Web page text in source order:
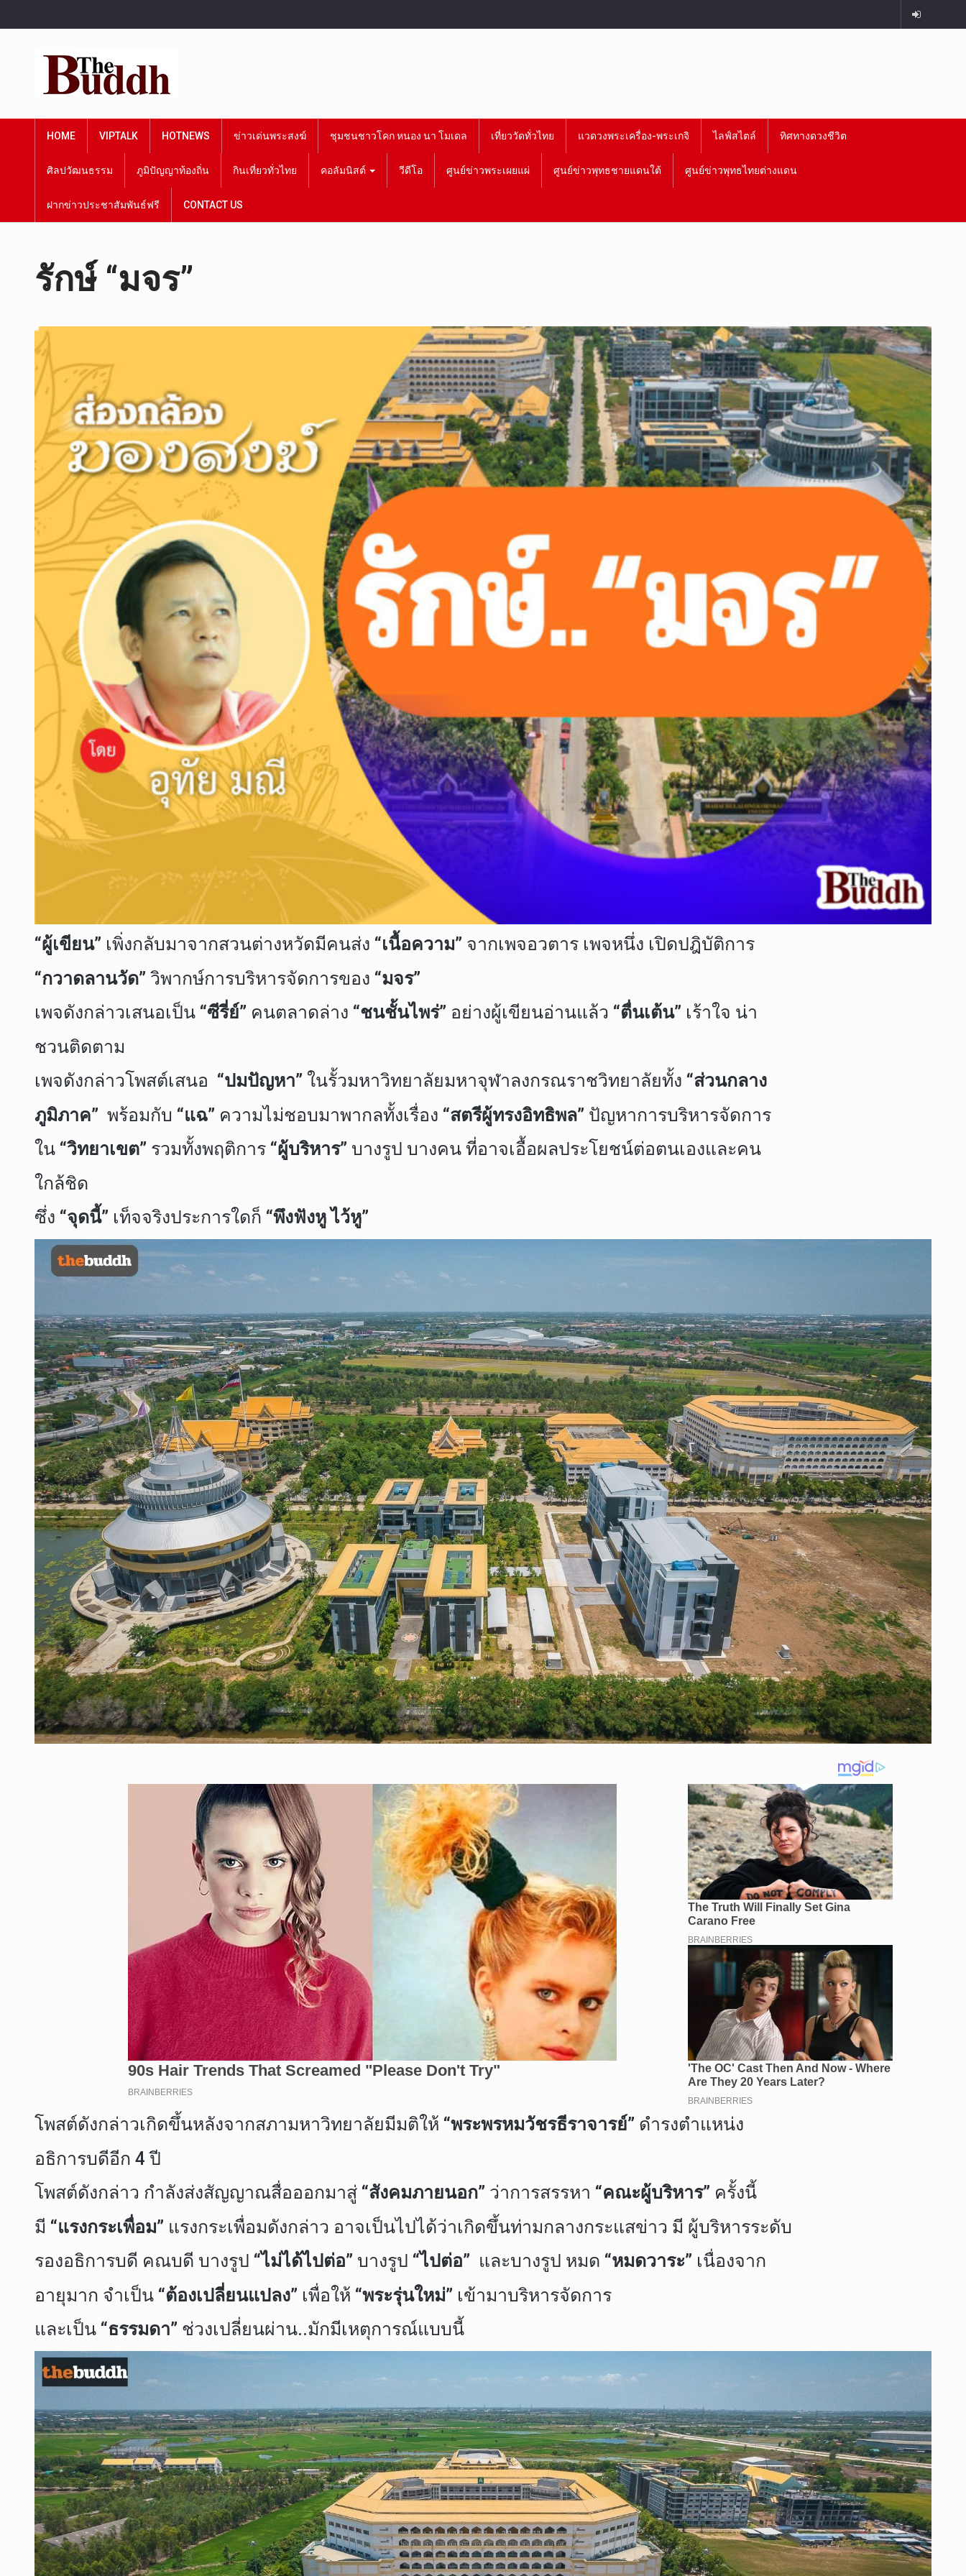
HOME VIPTALK HOTNEWS ข่าวเด่นพระสงฆ์ ชุมชนชาวโคก หนอง นา โมเดล เที่ยววัดทั่วไทย แวดวงพระเครื่อง-พระเกจิ ไลฟ์สไตล์ ทิศทางดวงชีวิต
ศิลปวัฒนธรรม ภูมิปัญญาท้องถิ่น กินเที่ยวทั่วไทย คอลัมนิสต์ วีดีโอ ศูนย์ข่าวพระเผยแผ่ ศูนย์ข่าวพุทธชายแดนใต้ ศูนย์ข่าวพุทธไทยต่างแดน
ฝากข่าวประชาสัมพันธ์ฟรี CONTACT US
รักษ์ “มจร”
“ผู้เขียน” เพิ่งกลับมาจากสวนต่างหวัดมีคนส่ง “เนื้อความ” จากเพจอวตาร เพจหนึ่ง เปิดปฎิบัติการ
“กวาดลานวัด” วิพากษ์การบริหารจัดการของ “มจร”
เพจดังกล่าวเสนอเป็น “ซีรี่ย์” คนตลาดล่าง “ชนชั้นไพร่” อย่างผู้เขียนอ่านแล้ว “ตื่นเต้น” เร้าใจ น่า
ชวนติดตาม
เพจดังกล่าวโพสต์เสนอ “ปมปัญหา” ในรั้วมหาวิทยาลัยมหาจุฬาลงกรณราชวิทยาลัยทั้ง “ส่วนกลาง
ภูมิภาค” พร้อมกับ “แฉ” ความไม่ชอบมาพากลทั้งเรื่อง “สตรีผู้ทรงอิทธิพล” ปัญหาการบริหารจัดการ
ใน “วิทยาเขต” รวมทั้งพฤติการ “ผู้บริหาร” บางรูป บางคน ที่อาจเอื้อผลประโยชน์ต่อตนเองและคน
ใกล้ชิด
ซึ่ง “จุดนี้” เท็จจริงประการใดก็ “พึงฟังหู ไว้หู”
โพสต์ดังกล่าวเกิดขึ้นหลังจากสภามหาวิทยาลัยมีมติให้ “พระพรหมวัชรธีราจารย์” ดำรงตำแหน่ง
อธิการบดีอีก 4 ปี
โพสต์ดังกล่าว กำลังส่งสัญญาณสื่อออกมาสู่ “สังคมภายนอก” ว่าการสรรหา “คณะผู้บริหาร” ครั้งนี้
มี “แรงกระเพื่อม” แรงกระเพื่อมดังกล่าว อาจเป็นไปได้ว่าเกิดขึ้นท่ามกลางกระแสข่าว มี ผู้บริหารระดับ
รองอธิการบดี คณบดี บางรูป “ไม่ได้ไปต่อ” บางรูป “ไปต่อ” และบางรูป หมด “หมดวาระ” เนื่องจาก
อายุมาก จำเป็น “ต้องเปลี่ยนแปลง” เพื่อให้ “พระรุ่นใหม่” เข้ามาบริหารจัดการ
และเป็น “ธรรมดา” ช่วงเปลี่ยนผ่าน..มักมีเหตุการณ์แบบนี้